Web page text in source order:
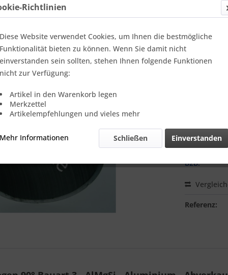
Einheit:1
Online-
Lieferzeit
B2B.
Referenz:
Richtlinien
Diese Website verwendet Cookies, um Ihnen die bestmögliche
Funktionalität bieten zu können. Wenn Sie damit nicht
einverstanden sein sollten, stehen Ihnen folgende Funktionen
nicht zur Verfügung:
Artikel in den Warenkorb legen
Merkzettel
Artikelempfehlungen und vieles mehr
Mehr Informationen Einverstanden
Schließen